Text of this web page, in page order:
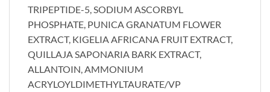
TRIPEPTIDE-5, SODIUM ASCORBYL
PHOSPHATE, PUNICA GRANATUM FLOWER
EXTRACT, KIGELIA AFRICANA FRUIT EXTRACT,
QUILLAJA SAPONARIA BARK EXTRACT,
ALLANTOIN, AMMONIUM
ACRYLOYLDIMETHYLTAURATE/VP